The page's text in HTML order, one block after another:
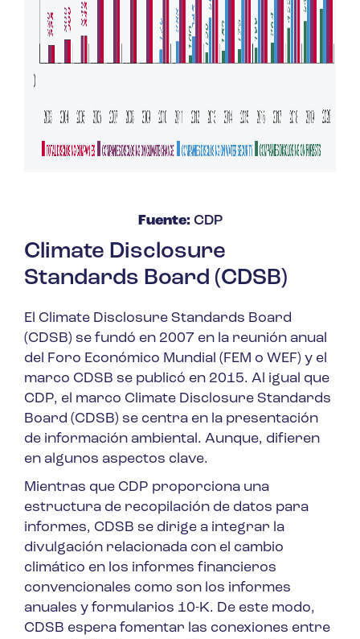
Fuente: CDP
Climate Disclosure
Standards Board (CDSB)
El Climate Disclosure Standards Board
(CDSB) se fundó en 2007 en la reunión anual
del Foro Económico Mundial (FEM o WEF) y el
marco CDSB se publicó en 2015. Al igual que
CDP, el marco Climate Disclosure Standards
Board (CDSB) se centra en la presentación
de información ambiental. Aunque, difieren
en algunos aspectos clave.
Mientras que CDP proporciona una
estructura de recopilación de datos para
informes, CDSB se dirige a integrar la
divulgación relacionada con el cambio
climático en los informes financieros
convencionales como son los informes
anuales y formularios 10-K. De este modo,
CDSB espera fomentar las conexiones entre